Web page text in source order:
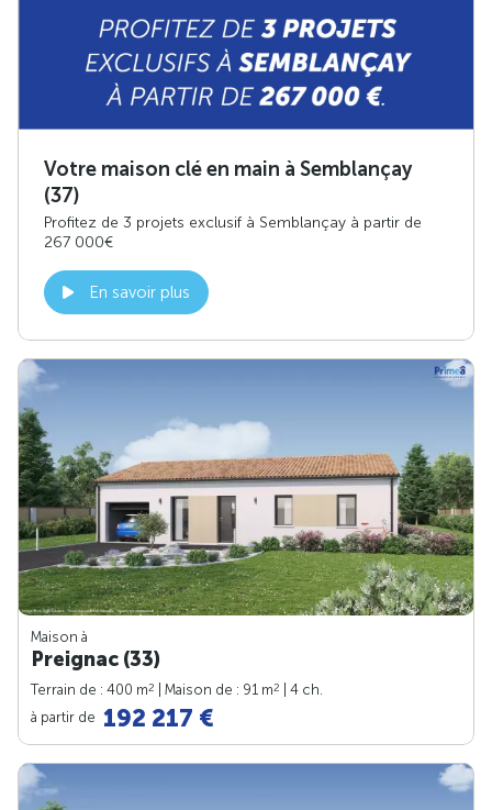
Votre maison clé en main à Semblançay
(37)
Profitez de 3 projets exclusif à Semblançay à partir de
267 000€
En savoir plus
Maison à
Preignac (33)
Terrain de : 400 m2 | Maison de : 91 m2
| 4 ch.
à partir de 192 217 €